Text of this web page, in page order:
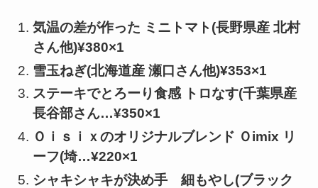
気温の差が作った ミニトマト(長野県産 北村
さん他)¥380×1
雪玉ねぎ(北海道産 瀬口さん他)¥353×1
ステーキでとろーり食感 トロなす(千葉県産
長谷部さん…¥350×1
Ｏｉｓｉｘのオリジナルブレンド Ｏimix リ
ーフ(埼…¥220×1
シャキシャキが決め手 細もやし(ブラック